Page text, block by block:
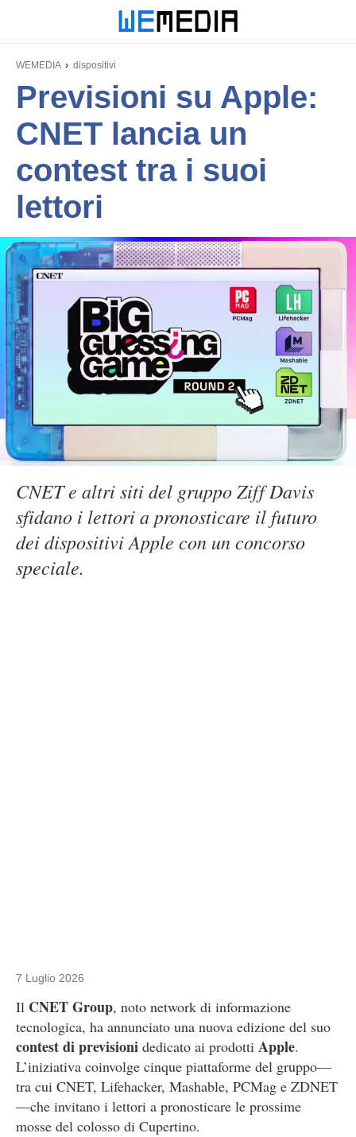
WEMEDIA dispositivi
Previsioni su Apple:
CNET lancia un
contest tra i suoi
lettori
CNET e altri siti del gruppo Ziff Davis
sfidano i lettori a pronosticare il futuro
dei dispositivi Apple con un concorso
speciale.
7 Luglio 2026
Il CNET Group, noto network di informazione
tecnologica, ha annunciato una nuova edizione del suo
contest di previsioni dedicato ai prodotti Apple.
L’iniziativa coinvolge cinque piattaforme del gruppo—
tra cui CNET, Lifehacker, Mashable, PCMag e ZDNET
—che invitano i lettori a pronosticare le prossime
mosse del colosso di Cupertino.